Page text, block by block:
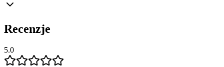
Recenzje
5.0